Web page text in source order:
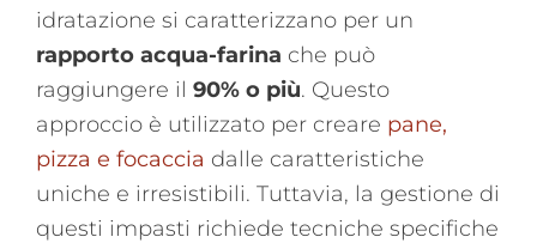
idratazione si caratterizzano per un
rapporto acqua-farina che può
raggiungere il 90% o più. Questo
approccio è utilizzato per creare pane,
pizza e focaccia dalle caratteristiche
uniche e irresistibili. Tuttavia, la gestione di
questi impasti richiede tecniche specifiche